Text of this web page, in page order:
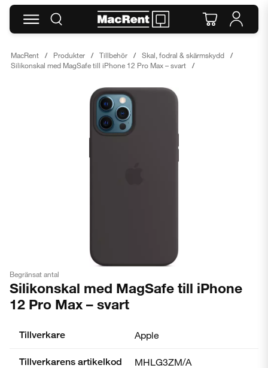
MacRent Produkter Tillbehör
Skal, fodral & skärmskydd
Silikonskal med MagSafe till iPhone 12 Pro Max – svart
Begränsat antal
Silikonskal med MagSafe till iPhone
12 Pro Max – svart
Tillverkare Apple
Tillverkarens artikelkod MHLG3ZM/A